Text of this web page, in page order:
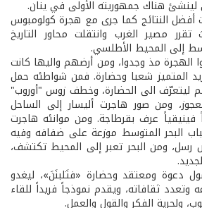
لينشئ هناك جمهوريته الأولى في ينان.
أفضل النتائج كما جرى مع هجرة كولومبوس
مصير الغرب وانتقلت محاور التاريخ
إلى المحيط الأطلسي.
الهجرة مذ وجدوا، ومن أرضهم واليها كانت
المتميز شعبا وحضارة. فمن شواطئه حمل
ليتعرّف الى الحضارة، وخطف زوس "أوروب"
ومن صور هاجرت أليسار إلى الساحل
فينيقياً عرف بقرطاجة. ومن موانئه هاجرت
البحر المتوسط موزعة على ضفافه وفيه
ومن البحر تعبر إلى المحيط تكتشف،
دعوة ومعتقد وحضارة «فتَلبنَنَ»، ليغدو
وتعدد ثقافاته، ويقدم نموذجاً فريداً للقاء
ولحرية الفكر والقول والعمل.